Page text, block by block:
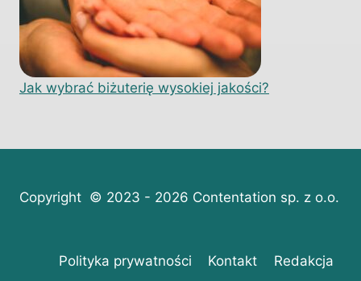
Jak wybrać biżuterię wysokiej jakości?
Copyright © 2023 - 2026 Contentation sp. z o.o.
Polityka prywatności Kontakt Redakcja